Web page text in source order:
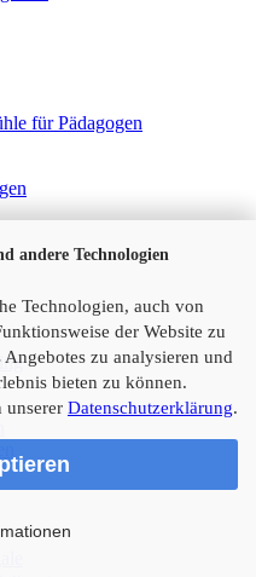
andere Technologien
Technologien, auch von
der Website zu
zu analysieren und
bieten zu können.
unserer Datenschutzerklärung.
für Pädagogen